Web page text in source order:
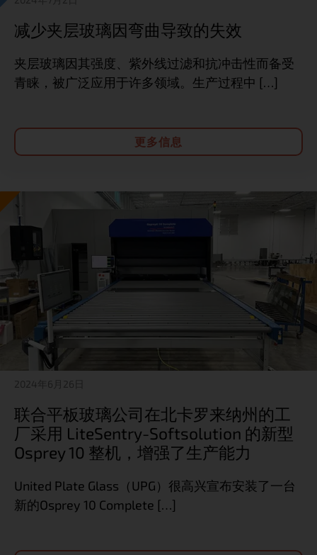
减少夹层玻璃因弯曲导致的失效
夹层玻璃因其强度、紫外线过滤和抗冲击性而备受
青睐，被广泛应用于许多领域。生产过程中 […]
更多信息
2024年6月26日
联合平板玻璃公司在北卡罗来纳州的工
厂采用 LiteSentry-Softsolution 的新型
Osprey 10 整机，增强了生产能力
United Plate Glass（UPG）很高兴宣布安装了一台
新的Osprey 10 Complete […]